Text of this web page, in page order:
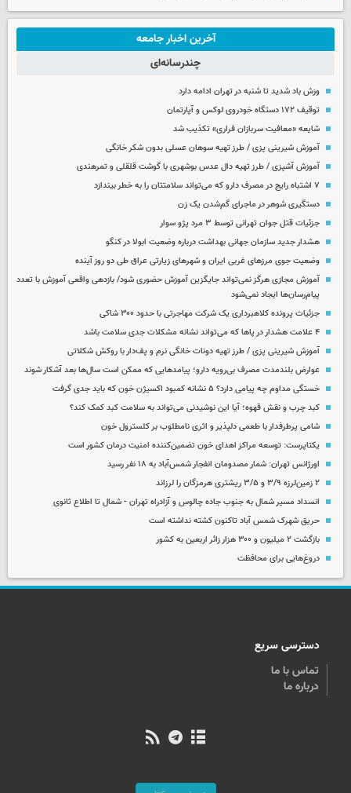
آخرین اخبار جامعه
چندرسانه‌ای
وزش باد شدید تا شنبه در تهران ادامه دارد
توقیف ۱۷۲ دستگاه خودروی لوکس و آپارتمان
شایعه «معافیت سربازان فراری» تکذیب شد
آموزش شیرینی پزی / طرز تهیه سوهان عسلی بدون شکر خانگی
آموزش آشپزی / طرز تهیه دال عدس بوشهری با گوشت قلقلی و تمرهندی
۷ اشتباه رایج در مصرف دارو که می‌تواند سلامتتان را به خطر بیندازد
دستگیری شوهر در ماجرای گم‌شدن یک زن
جزئیات قتل جوان تهرانی توسط ۳ مرد پژو سوار
هشدار جدید سازمان جهانی بهداشت درباره وضعیت ابولا در کنگو
وضعیت جوی مرزهای غربی ایران و شهرهای زیارتی عراق طی دو روز آینده
آموزش مجازی هرگز نمی‌تواند جایگزین آموزش حضوری شود/ بازدهی واقعی آموزش با تعدد
پیام‌رسان‌ها ایجاد نمی‌شود
جزئیات پرونده کلاهبرداری یک شرکت مهاجرتی با حدود ۳۰۰ شاکی
۴ علامت هشدار در پاها که می‌تواند نشانه مشکلات جدی سلامت باشد
آموزش شیرینی پزی / طرز تهیه دونات خانگی نرم و پف‌دار با روکش شکلاتی
عوارض بلندمدت مصرف بی‌رویه دارو؛ پیامدهایی که ممکن است سال‌ها بعد آشکار شوند
خستگی مداوم چه پیامی دارد؟ ۵ نشانه کمبود اکسیژن خون که باید جدی گرفت
کبد چرب و نقش قهوه؛ آیا این نوشیدنی می‌تواند به سلامت کبد کمک کند؟
شامی پرطرفدار با طعمی دلپذیر و اثری نامطلوب بر کلسترول خون
یکتاپرست: توسعه مراکز اهدای خون تضمین‌کننده امنیت درمان کشور است
اورژانس تهران: شمار مصدومان انفجار شمس‌آباد به ۱۸ نفر رسید
۲ زمین‌لرزه ۳/۹ و ۳/۵ ریشتری هرمزگان را لرزاند
انسداد مسیر شمال به جنوب جاده چالوس و آزادراه تهران - شمال تا اطلاع ثانوی
حریق شهرک شمس آباد تاکنون کشته نداشته است
بازگشت ۲ میلیون و ۳۰۰ هزار زائر اربعین به کشور
دروغ‌هایی برای محافظت
دسترسی سریع
تماس با ما
درباره ما